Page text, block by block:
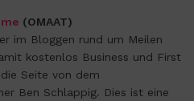
(OMAAT)
im Bloggen rund um Meilen
kostenlos Business und First
Seite von dem
Ben Schlappig. Dies ist eine